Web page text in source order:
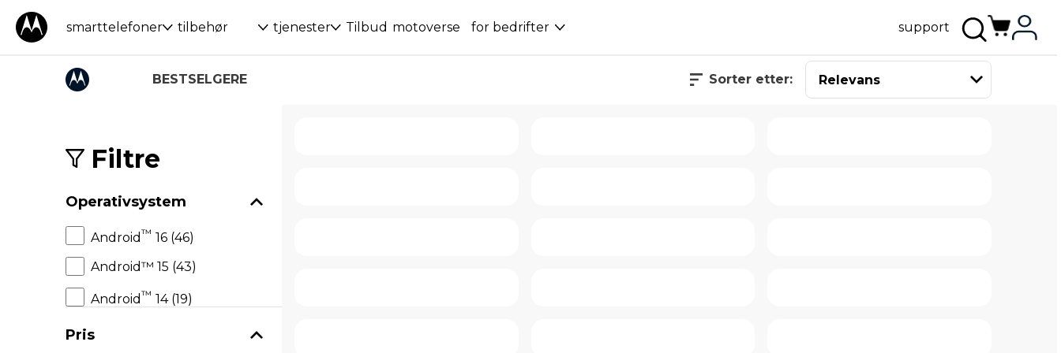
smarttelefoner tilbehør tjenester Tilbud motoverse for bedrifter support
BESTSELGERE Sorter etter:
Filtre
Operativsystem
Android™ 16 (46)
Android™ 15 (43)
Android™ 14 (19)
Pris